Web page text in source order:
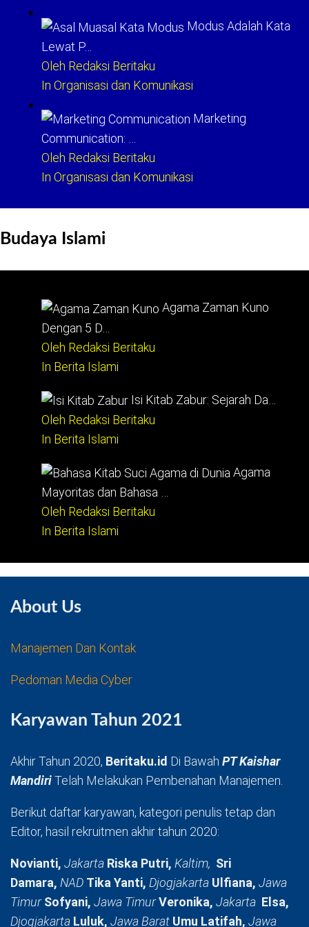
Modus Adalah Kata
Lewat P…
Oleh Redaksi Beritaku
In Organisasi dan Komunikasi
Marketing
Communication: …
Oleh Redaksi Beritaku
In Organisasi dan Komunikasi
Budaya Islami
Agama Zaman Kuno
Dengan 5 D…
Oleh Redaksi Beritaku
In Berita Islami
Isi Kitab Zabur: Sejarah Da…
Oleh Redaksi Beritaku
In Berita Islami
Agama
Mayoritas dan Bahasa …
Oleh Redaksi Beritaku
In Berita Islami
About Us
Manajemen Dan Kontak
Pedoman Media Cyber
Karyawan Tahun 2021
Akhir Tahun 2020, Beritaku.id Di Bawah PT Kaishar
MandiriTelah Melakukan Pembenahan Manajemen.
Berikut daftar karyawan, kategori penulis tetap dan
Editor, hasil rekruitmen akhir tahun 2020:
Novianti, Jakarta Riska Putri, Kaltim, Sri
Damara, NAD Tika Yanti, Djogjakarta Ulfiana, Jawa
TimurSofyani, Jawa TimurVeronika, Jakarta Elsa,
Djogjakarta Luluk, Jawa Barat Umu Latifah, Jawa